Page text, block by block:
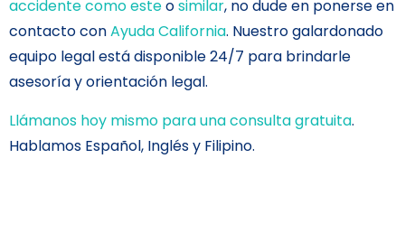
accidente como esteosimilar, no dude en ponerse en
contacto conAyuda California. Nuestro galardonado
equipo legal está disponible 24/7 para brindarle
asesoría y orientación legal.
Llámanos hoy mismo para una consulta gratuita.
Hablamos Español, Inglés y Filipino.